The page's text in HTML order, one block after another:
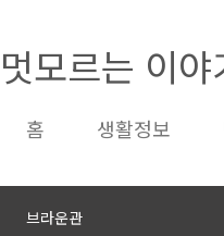
멋모르는 이야
홈 생활정보
브라운관